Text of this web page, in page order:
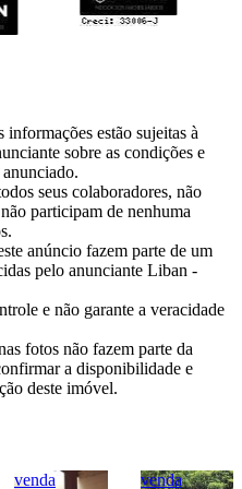
informações estão sujeitas à
sobre as condições e
anunciado.
seus colaboradores, não
participam de nenhuma
anúncio fazem parte de um
pelo anunciante Liban -
e não garante a veracidade
fotos não fazem parte da
a disponibilidade e
deste imóvel.
venda
venda